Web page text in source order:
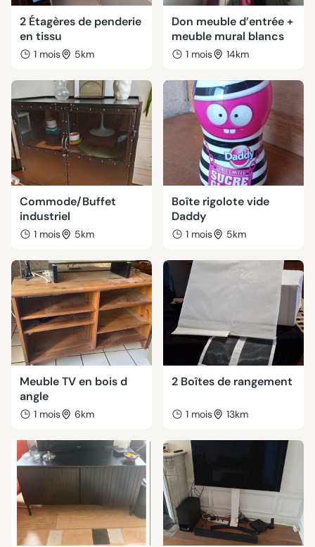
2 Étagères de penderie
en tissu
1 mois 5km
Don meuble d’entrée +
meuble mural blancs
1 mois 14km
Commode/Buffet
industriel
1 mois 5km
Boîte rigolote vide
Daddy
1 mois 5km
Meuble TV en bois d
angle
1 mois 6km
2 Boîtes de rangement
1 mois 13km